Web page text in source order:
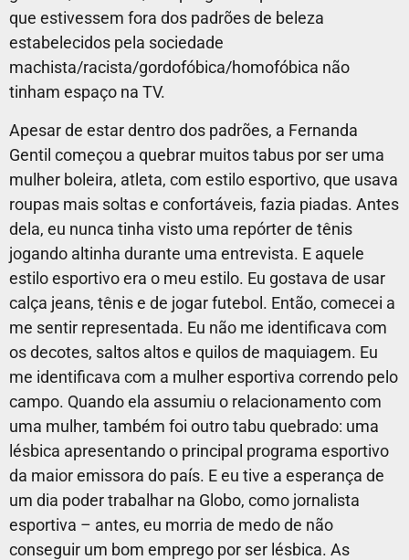
que estivessem fora dos padrões de beleza
estabelecidos pela sociedade
machista/racista/gordofóbica/homofóbica não
tinham espaço na TV.
Apesar de estar dentro dos padrões, a Fernanda
Gentil começou a quebrar muitos tabus por ser uma
mulher boleira, atleta, com estilo esportivo, que usava
roupas mais soltas e confortáveis, fazia piadas. Antes
dela, eu nunca tinha visto uma repórter de tênis
jogando altinha durante uma entrevista. E aquele
estilo esportivo era o meu estilo. Eu gostava de usar
calça jeans, tênis e de jogar futebol. Então, comecei a
me sentir representada. Eu não me identificava com
os decotes, saltos altos e quilos de maquiagem. Eu
me identificava com a mulher esportiva correndo pelo
campo. Quando ela assumiu o relacionamento com
uma mulher, também foi outro tabu quebrado: uma
lésbica apresentando o principal programa esportivo
da maior emissora do país. E eu tive a esperança de
um dia poder trabalhar na Globo, como jornalista
esportiva – antes, eu morria de medo de não
conseguir um bom emprego por ser lésbica. As